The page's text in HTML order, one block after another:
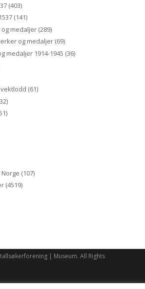
(403)
(141)
medaljer (289)
og medaljer (69)
medaljer 1914-1945 (36)
(61)
(107)
(4519)
| Museum. All Rights